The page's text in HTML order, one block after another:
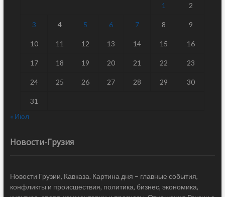
1 2
3 4 5 6 7 8 9
10 11 12 13 14 15 16
17 18 19 20 21 22 23
24 25 26 27 28 29 30
31
« Июл
Новости-Грузия
Новости Грузии, Кавказа. Картина дня – главные события,
конфликты и происшествия, политика, бизнес, экономика,